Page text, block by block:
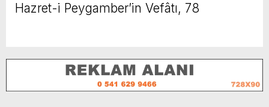
Hazret-i Peygamber’in Vefâtı, 78